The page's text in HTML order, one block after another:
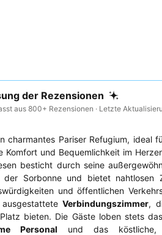
der Rezensionen
aus 800+ Rezensionen · Letzte
charmantes Pariser Refugium, ideal
Komfort und Bequemlichkeit im
besticht durch seine
der Sorbonne und bietet nahtlosen
und öffentlichen
Verbindungszimmer,
bieten. Die Gäste loben stets das
Personal und das köstliche,